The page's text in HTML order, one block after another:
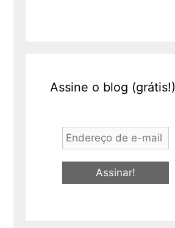
Assine o blog (grátis!)
Endereço
de
*